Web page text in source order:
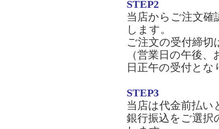
STEP2
当店からご注文
します。
ご注文の受付締切
（営業日の午後
日正午の受付とな
STEP3
当店は代金前払い
銀行振込をご選択